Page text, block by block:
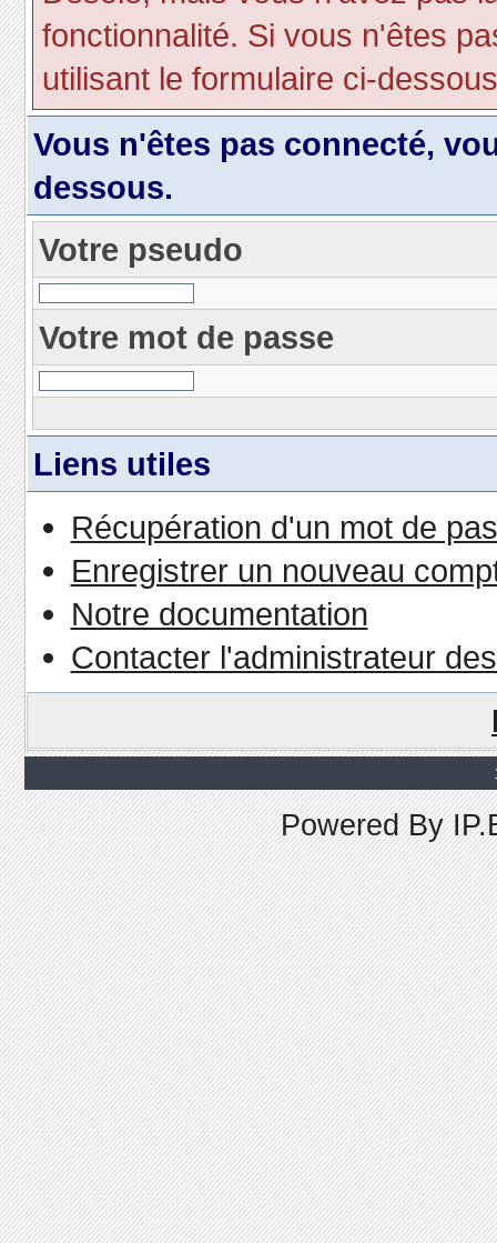
fonctionnalité. Si vous n'êtes
utilisant le formulaire ci-
Vous n'êtes pas connecté,
dessous.
Votre pseudo
Votre mot de passe
Liens utiles
Récupération d'un mot de
Enregistrer un nouveau
Notre documentation
Contacter l'administrateur
Powered By